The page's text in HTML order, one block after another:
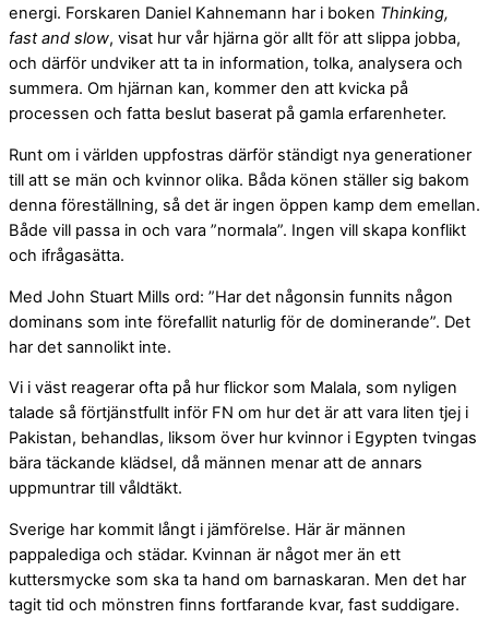
energi. Forskaren Daniel Kahnemann har i boken Thinking,
fast and slow, visat hur vår hjärna gör allt för att slippa jobba,
och därför undviker att ta in information, tolka, analysera och
summera. Om hjärnan kan, kommer den att kvicka på
processen och fatta beslut baserat på gamla erfarenheter.
Runt om i världen uppfostras därför ständigt nya generationer
till att se män och kvinnor olika. Båda könen ställer sig bakom
denna föreställning, så det är ingen öppen kamp dem emellan.
Både vill passa in och vara ”normala”. Ingen vill skapa konflikt
och ifrågasätta.
Med John Stuart Mills ord: ”Har det någonsin funnits någon
dominans som inte förefallit naturlig för de dominerande”. Det
har det sannolikt inte.
Vi i väst reagerar ofta på hur flickor som Malala, som nyligen
talade så förtjänstfullt inför FN om hur det är att vara liten tjej i
Pakistan, behandlas, liksom över hur kvinnor i Egypten tvingas
bära täckande klädsel, då männen menar att de annars
uppmuntrar till våldtäkt.
Sverige har kommit långt i jämförelse. Här är männen
pappalediga och städar. Kvinnan är något mer än ett
kuttersmycke som ska ta hand om barnaskaran. Men det har
tagit tid och mönstren finns fortfarande kvar, fast suddigare.